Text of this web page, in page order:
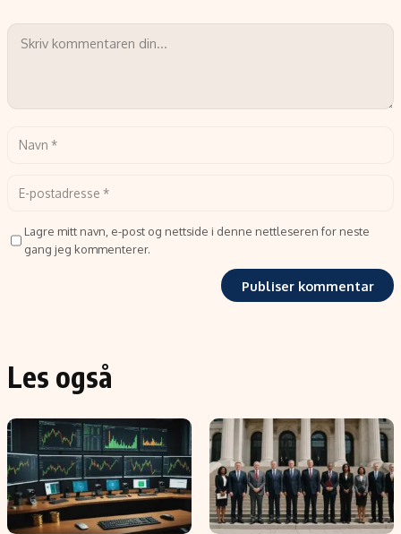
Lagre mitt navn, e-post og nettside i denne nettleseren for neste
gang jeg kommenterer.
Les også